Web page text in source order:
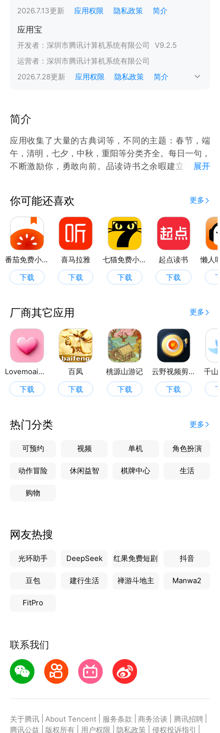
2026.7.13更新 应用权限 隐私政策 简介
应用宝
开发者： 深圳市腾讯计算机系统有限公司 V9.2.5
运营者： 深圳市腾讯计算机系统有限公司
2026.7.28更新 应用权限 隐私政策 简介
简介
应用收集了大量的古典词等，不同的主题：春节，端
午，清明，七夕，中秋，重阳等分类齐全。每日一句，
不断激励你，勇敢向前。品读诗书之余暇建立读书笔
国古诗词的魅力！
展开
你可能还喜欢 更多
番茄免费小说
下载
喜马拉雅
下载
七猫免费小说
下载
起点读书
下载
厂商其它应用 更多
Lovemoai助手
下载
百凤
下载
桃源山游记
下载
云野视频剪辑
下载
千
热门分类 更多
可预约 视频 单机 角色扮演
动作冒险 休闲益智 棋牌中心 生活
购物
网友热搜
光环助手 DeepSeek 红果免费短剧 抖音
豆包 建行生活 禅游斗地主 Manwa2
FitPro
联系我们
关于腾讯 About Tencent 服务条款 商务洽谈 腾讯招聘
腾讯公益
版权所有 用户权限 隐私政策 侵权投诉指引